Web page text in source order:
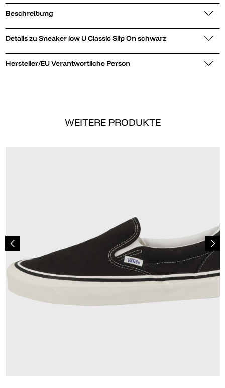
Beschreibung
Details zu Sneaker low U Classic Slip On schwarz
Hersteller/EU Verantwortliche Person
WEITERE PRODUKTE